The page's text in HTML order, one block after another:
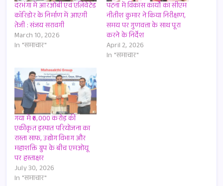
दरभंगा में आरओबी एवं एलिवेटेड
कॉरिडोर के निर्माण में आएगी
तेजी : संजय सरावगी
March 10, 2026
In "समाचार"
पटना में विकास कार्यों का सीएम
नीतीश कुमार ने किया निरीक्षण,
समय पर गुणवत्ता के साथ पूरा
करने के निर्देश
April 2, 2026
In "समाचार"
गया में ₹6,000 करोड़ की
एकीकृत इस्पात परियोजना का
रास्ता साफ, उद्योग विभाग और
महाशक्ति ग्रुप के बीच एमओयू
पर हस्ताक्षर
July 30, 2026
In "समाचार"